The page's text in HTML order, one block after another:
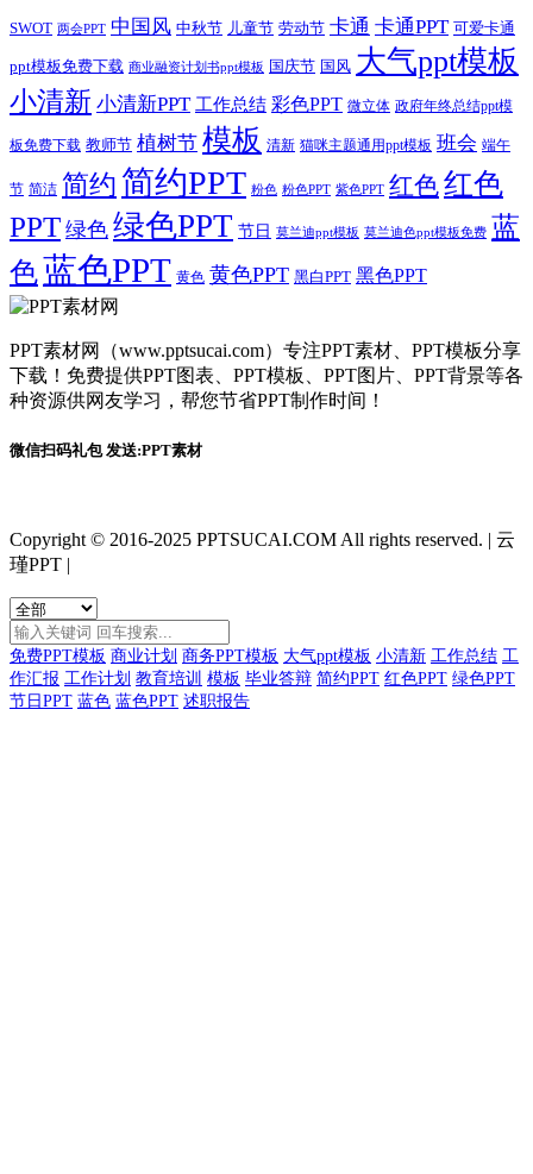
SWOT 两会PPT 中国风 中秋节 儿童节 劳动节 卡通 卡通PPT 可爱卡通
ppt模板免费下载 商业融资计划书ppt模板 国庆节 国风 大气ppt模板
小清新 小清新PPT 工作总结 彩色PPT 微立体 政府年终总结ppt模
板免费下载 教师节 植树节 模板 清新 猫咪主题通用ppt模板 班会 端午
节 简洁 简约 简约PPT 粉色 粉色PPT 紫色PPT 红色红色
PPT 绿色 绿色PPT 节日 莫兰迪ppt模板 莫兰迪色ppt模板免费 蓝
色蓝色PPT 黄色 黄色PPT 黑白PPT 黑色PPT
PPT素材网（www.pptsucai.com）专注PPT素材、PPT模板分享
下载！免费提供PPT图表、PPT模板、PPT图片、PPT背景等各
种资源供网友学习，帮您节省PPT制作时间！
微信扫码礼包 发送:PPT素材
Copyright © 2016-2025 PPTSUCAI.COM All rights reserved. | 云
瑾PPT |
免费PPT模板 商业计划 商务PPT模板 大气ppt模板 小清新 工作总结 工
作汇报 工作计划 教育培训 模板 毕业答辩 简约PPT 红色PPT 绿色PPT
节日PPT 蓝色 蓝色PPT 述职报告